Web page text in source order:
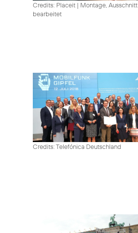
Credits: Placeit | Montage, Ausschnitt
bearbeitet
Credits: Telefónica Deutschland